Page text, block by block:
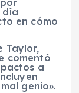
día
en cómo
Taylor,
comentó
a
genio».